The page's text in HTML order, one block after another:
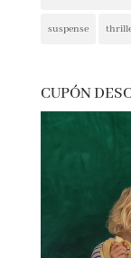
novedades
reflexión
CUPÓN